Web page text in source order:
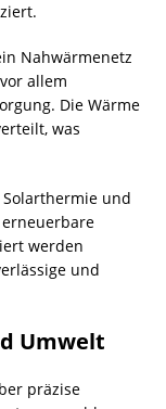
Nahwärmenetz
allem
Die Wärme
was
und
erneuerbare
werden
und
Umwelt
präzise